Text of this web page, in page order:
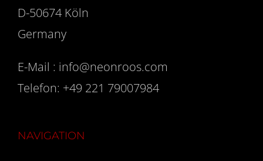
D-50674 Köln
Germany
E-Mail : info@neonroos.com
Telefon: +49 221 79007984
NAVIGATION